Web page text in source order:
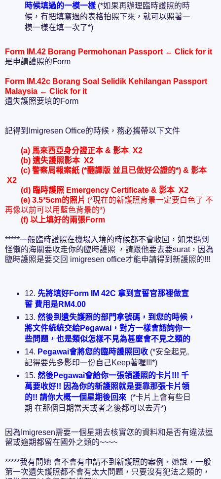
時候填過的一模一樣 (*如果再辦理臨時護照的時
候，有把填寫過的表格拍照下來，就可以照著一
模一樣在填一次了*)
Form IM.42 Borang Permohonan Passport ← Click for it
是申請護照的Form
Form IM.42c Borang Soal Selidik Kehilangan Passport
Malaysia ← Click for it
遺失護照要填的Form
記得到Imigresen Office的時候，務必攜帶以下文件
(a) 馬來西亞身分證正本 & 影本 X2
(b) 遺失護照影本 X2
(c) 警察局報案紙 (*翻譯版 並且已做好公證的*) & 影本
X2
(d) 臨時護照 Emergency Certificate & 影本 X2
(e) 3.5*5cm的照片 (*現在的新護照背景一定要白色了 不
再像以前可以用藍色背景的*)
(f) 以上填好的兩張Form
*****一般臨時護照在機場入境的時候都不會收回，如果遇到
怪懶的海關要收走你的臨時護照 ，請跟他要去要surat，因為
臨時護照是要交回 imigresen office才能申請得到新護照的!!!
12. 先將填好Form IM 42C 拿到宣誓官那裡做宣
誓 費用是RM4.00
13. 然後到遺失護照的部門拿號碼，到您的時候，
將文件統統交給Pegawai，對方一樣會諮詢你一
些問題，也是類似怎樣不見為甚麼會不見之類的
14. Pegawai會將您的臨時護照回收(*安全起見,
記得要先多影印一份自己Keep著喔!!!*)
15. 然後Pegawai會給你一張領護照的卡片!!! 千
萬要收好!! 因為你的新護照就是要靠那張卡片領
的!! 請你大概一個星期後回來 (*卡片上會有些日
期 在那個日期當天或者之後都可以去弄*)
因為Imigresen需要一個星期去核實您的資料和是否有違法逗
留或逾期都留在國外之類的~~~~
*****我有問她 會不會有申請不到新護照的案例，她說，一般
第一次遺失護照都不會有太大問題，只要沒有犯法之類的，